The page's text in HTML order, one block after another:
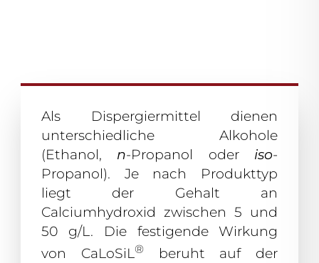
Als Dispergiermittel dienen
unterschiedliche Alkohole
(Ethanol, n-Propanol oder iso-
Propanol). Je nach Produkttyp
liegt der Gehalt an
Calciumhydroxid zwischen 5 und
50 g/L. Die festigende Wirkung
von CaLoSiL®beruht auf der